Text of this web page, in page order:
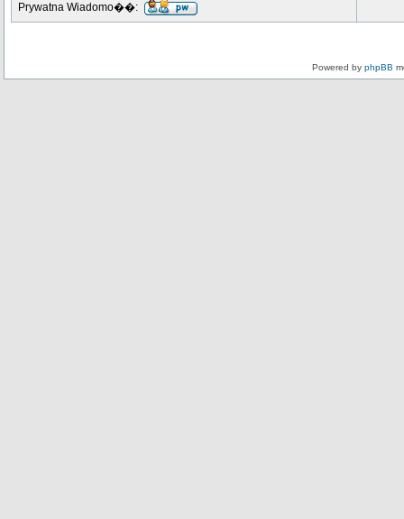
Prywatna Wiadomo��:
Powered by phpBB